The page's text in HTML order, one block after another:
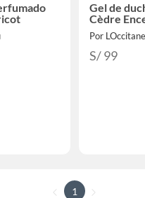
Gel de
Cèdre
Por
S/ 99
1